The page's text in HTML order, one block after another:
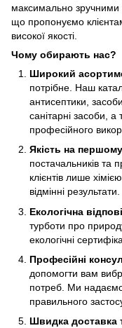
максимально
що пропонуємо
високої якості.
Чому обирають нас?
Широкий
потрібне. Наш
антисептики,
санітарні засоби, а
професійного
Якість на першому
постачальників та
клієнтів лише
відмінні результати.
Екологічна
турботи про
екологічні
Професійні
допомогти вам
потреб. Ми
правильного
Швидка доставка